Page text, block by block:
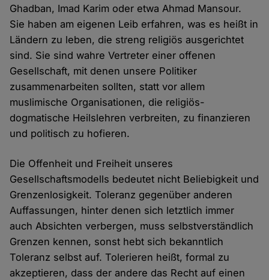
Ghadban, Imad Karim oder etwa Ahmad Mansour.
Sie haben am eigenen Leib erfahren, was es heißt in
Ländern zu leben, die streng religiös ausgerichtet
sind. Sie sind wahre Vertreter einer offenen
Gesellschaft, mit denen unsere Politiker
zusammenarbeiten sollten, statt vor allem
muslimische Organisationen, die religiös-
dogmatische Heilslehren verbreiten, zu finanzieren
und politisch zu hofieren.
Die Offenheit und Freiheit unseres
Gesellschaftsmodells bedeutet nicht Beliebigkeit und
Grenzenlosigkeit. Toleranz gegenüber anderen
Auffassungen, hinter denen sich letztlich immer
auch Absichten verbergen, muss selbstverständlich
Grenzen kennen, sonst hebt sich bekanntlich
Toleranz selbst auf. Tolerieren heißt, formal zu
akzeptieren, dass der andere das Recht auf einen